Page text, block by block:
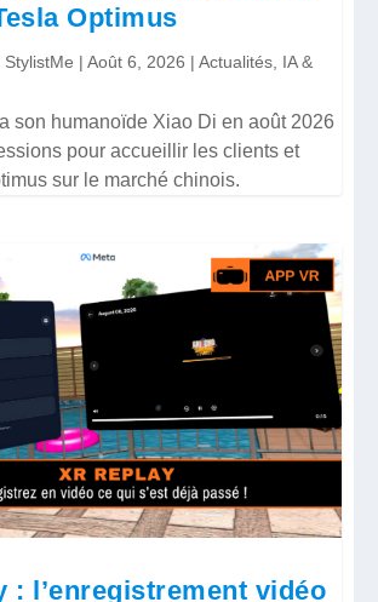
Optimus
|Août 6, 2026 |Actualités, IA &
son humanoïde Xiao Di en août 2026
pour accueillir les clients et
sur le marché chinois.
: l’enregistrement vidéo